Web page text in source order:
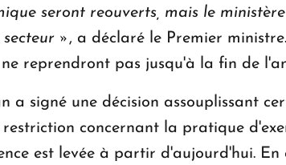
seront reouverts, mais le
», a déclaré le Premier
reprendront pas jusqu'à la fin de
a signé une décision assouplissant
restriction concernant la pratique
est levée à partir d'aujourd'hui.